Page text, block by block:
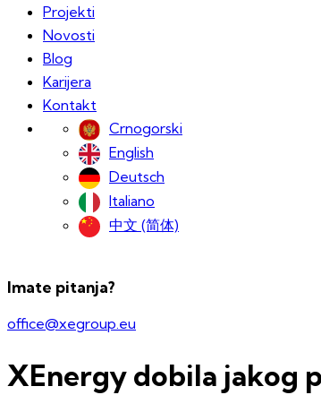
Projekti
Novosti
Blog
Karijera
Kontakt
Crnogorski
English
Deutsch
Italiano
中文 (简体)
Imate pitanja?
office@xegroup.eu
XEnergy dobila jakog